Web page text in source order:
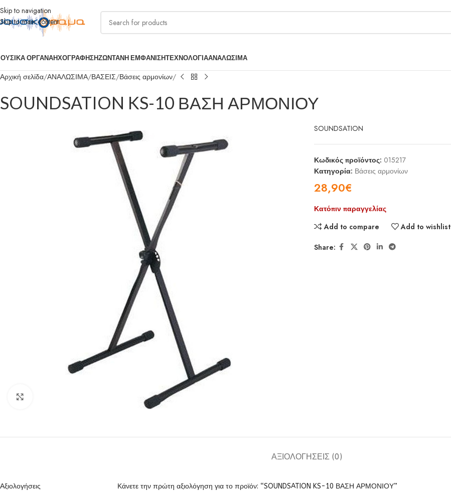
Skip to navigation
Skip to main content
ΟΡΓΑΝΑΗΧΟΓΡΑΦΗΣΗΖΩΝΤΑΝΗ ΕΜΦΑΝΙΣΗΤΕΧΝΟΛΟΓΙΑΑΝΑΛΩΣΙΜΑ
Αρχική σελίδα ΑΝΑΛΩΣΙΜΑ ΒΑΣΕΙΣ Βάσεις αρμονίων
SOUNDSATION KS-10 ΒΑΣΗ ΑΡΜΟΝΙΟΥ
SOUNDSATION
Κωδικός προϊόντος: 015217
Κατηγορία: Βάσεις αρμονίων
28,90€
Κατόπιν παραγγελίας
Add to compare
Add to wishlist
Share:
ΑΞΙΟΛΟΓΉΣΕΙΣ (0)
Αξιολογήσεις Κάνετε την πρώτη αξιολόγηση για το προϊόν: “SOUNDSATION KS-10 ΒΑΣΗ ΑΡΜΟΝΙΟΥ”